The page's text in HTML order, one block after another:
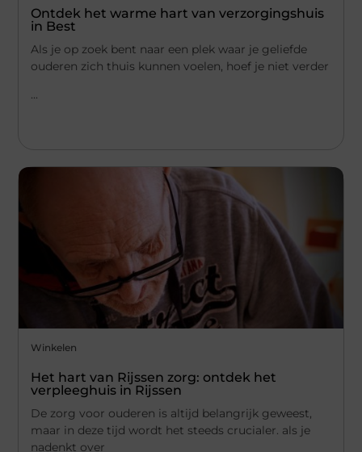
Ontdek het warme hart van verzorgingshuis
in Best
Als je op zoek bent naar een plek waar je geliefde
ouderen zich thuis kunnen voelen, hoef je niet verder
...
Winkelen
Het hart van Rijssen zorg: ontdek het
verpleeghuis in Rijssen
De zorg voor ouderen is altijd belangrijk geweest,
maar in deze tijd wordt het steeds crucialer. als je
nadenkt over